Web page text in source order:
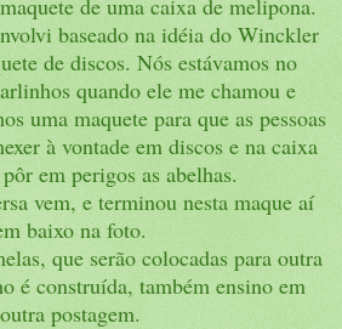
baseado na idéia do Winckler
de discos. Nós estávamos no
quando ele me chamou e
uma maquete para que as pessoas
à vontade em discos e na caixa
em perigos as abelhas.
vem, e terminou nesta maque aí
baixo na foto.
que serão colocadas para outra
é construída, também ensino em
outra postagem.